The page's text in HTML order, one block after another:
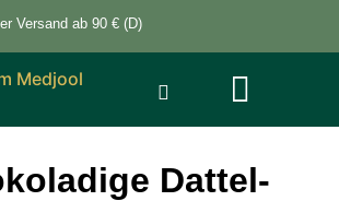
Versand ab 90 € (D)
Dattel-